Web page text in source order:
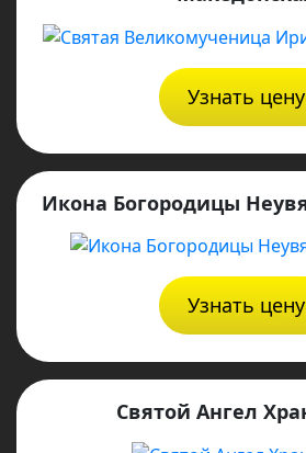
Узнать цену
Икона Богородицы
Узнать цену
Святой Ангел